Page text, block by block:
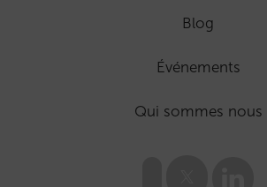
Blog
Événements
Qui sommes nous